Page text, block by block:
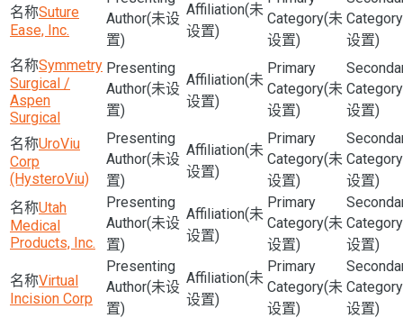
Suture
Ease, Inc.
(未设
置)
(未
设置)
(未
设置)
设置)
Symmetry
Surgical /
Aspen
Surgical
(未设
置)
(未
设置)
(未
设置)
设置)
UroViu
Corp
(HysteroViu)
(未设
置)
(未
设置)
(未
设置)
设置)
Utah
Medical
Products, Inc.
(未设
置)
(未
设置)
(未
设置)
设置)
Virtual
Incision Corp
(未设
置)
(未
设置)
(未
设置)
设置)